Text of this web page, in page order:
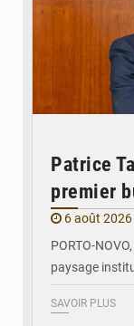
Patrice
premier
6 août 2026
PORTO-
paysage
SAVOIR PLUS